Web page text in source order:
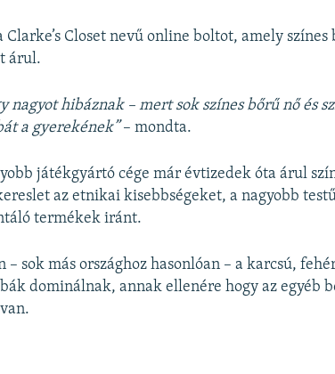
Closet nevű online boltot, amely színes
árul.
hibáznak – mert sok színes bőrű nő és
a gyerekének”– mondta.
játékgyártó cége már évtizedek óta árul
az etnikai kisebbségeket, a nagyobb
termékek iránt.
sok más országhoz hasonlóan – a karcsú,
dominálnak, annak ellenére hogy az egyéb